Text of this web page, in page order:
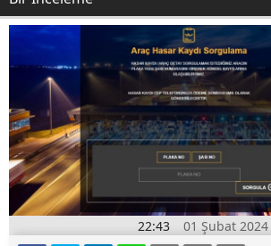
22:43 01 Şubat 2024